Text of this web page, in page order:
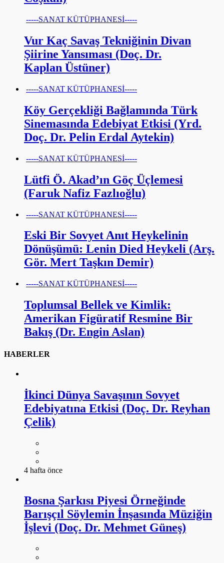
-----SANAT KÜTÜPHANESİ-----
Vur Kaç Savaş Tekniğinin Divan
Şiirine Yansıması (Doç. Dr.
Kaplan Üstüner)
-----SANAT KÜTÜPHANESİ-----
Köy Gerçekliği Bağlamında Türk
Sinemasında Edebiyat Etkisi (Yrd.
Doç. Dr. Pelin Erdal Aytekin)
-----SANAT KÜTÜPHANESİ-----
Lütfi Ö. Akad’ın Göç Üçlemesi
(Faruk Nafiz Fazlıoğlu)
-----SANAT KÜTÜPHANESİ-----
Eski Bir Sovyet Anıt Heykelinin
Dönüşümü: Lenin Died Heykeli (Arş.
Gör. Mert Taşkın Demir)
-----SANAT KÜTÜPHANESİ-----
Toplumsal Bellek ve Kimlik:
Amerikan Figüratif Resmine Bir
Bakış (Dr. Engin Aslan)
HABERLER
İkinci Dünya Savaşının Sovyet
Edebiyatına Etkisi (Doç. Dr. Reyhan
Çelik)
4 hafta önce
Bosna Şarkısı Piyesi Örneğinde
Barışçıl Söylemin İnşasında Müziğin
İşlevi (Doç. Dr. Mehmet Güneş)